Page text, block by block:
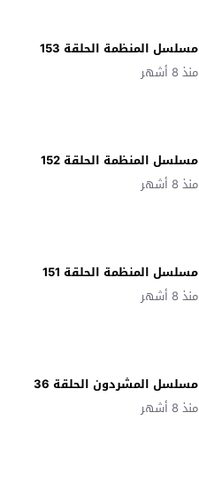
مسلسل المنظمة الحلقة 153
منذ 8 أشهر
مسلسل المنظمة الحلقة 152
منذ 8 أشهر
مسلسل المنظمة الحلقة 151
منذ 8 أشهر
مسلسل المشردون الحلقة 36
منذ 8 أشهر